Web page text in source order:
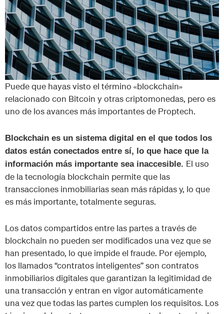
Puede que hayas visto el término «blockchain»
relacionado con Bitcoin y otras criptomonedas, pero es
uno de los avances más importantes de Proptech.
Blockchain es un sistema digital en el que todos los
datos están conectados entre sí, lo que hace que la
información más importante sea inaccesible. El uso
de la tecnología blockchain permite que las
transacciones inmobiliarias sean más rápidas y, lo que
es más importante, totalmente seguras.
Los datos compartidos entre las partes a través de
blockchain no pueden ser modificados una vez que se
han presentado, lo que impide el fraude. Por ejemplo,
los llamados “contratos inteligentes” son contratos
inmobiliarios digitales que garantizan la legitimidad de
una transacción y entran en vigor automáticamente
una vez que todas las partes cumplen los requisitos. Los